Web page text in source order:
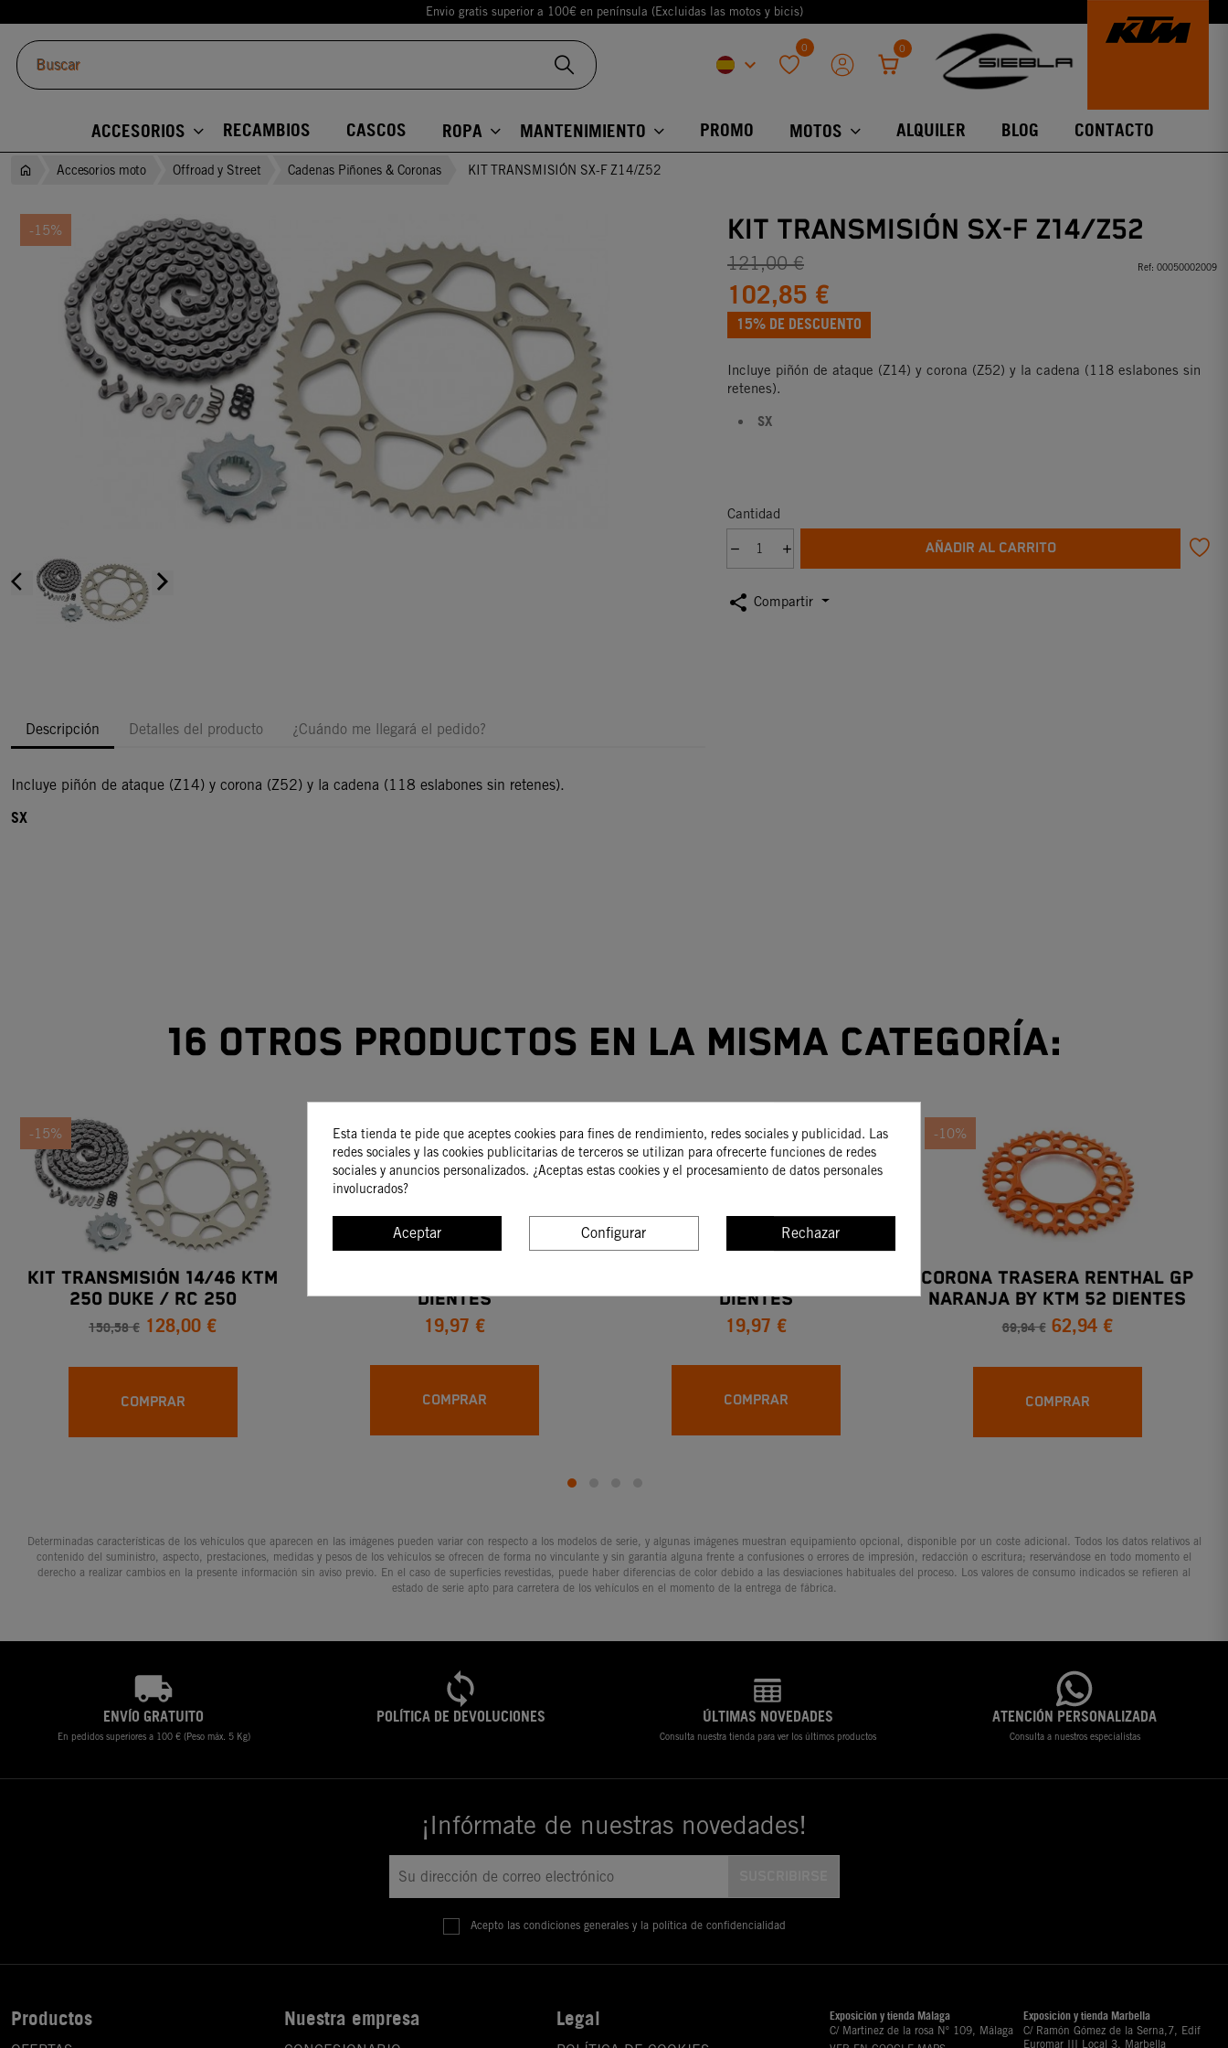
Envio gratis superior a 100€ en península (Excluidas las motos y bicis)
keyboard_arrow_down
0 0
ACCESORIOS RECAMBIOS CASCOS ROPA MANTENIMIENTO PROMO MOTOS ALQUILER BLOG CONTACTO
Accesorios moto Offroad y Street Cadenas Piñones & Coronas KIT TRANSMISIÓN SX-F Z14/Z52
-15%
arrow_back_ios arrow_forward_ios
Descripción Detalles del producto ¿Cuándo me llegará el pedido?
Incluye piñón de ataque (Z14) y corona (Z52) y la cadena (118 eslabones sin retenes).
SX
KIT TRANSMISIÓN SX-F Z14/Z52
121,00 €
102,85 €
15% DE DESCUENTO
Ref: 00050002009
Incluye piñón de ataque (Z14) y corona (Z52) y la cadena (118 eslabones sin
retenes).
SX
Cantidad
AÑADIR AL CARRITO
share Compartir
16 otros productos en la misma categoría:
-15%
KIT TRANSMISIÓN 14/46 KTM
250 Duke / RC 250
150,58 € 128,00 €
COMPRAR
DIENTES
19,97 €
COMPRAR
DIENTES
19,97 €
COMPRAR
-10%
CORONA TRASERA RENTHAL GP
NARANJA BY KTM 52 DIENTES
69,94 € 62,94 €
COMPRAR
Determinadas características de los vehículos que aparecen en las imágenes pueden variar con respecto a los modelos de serie, y algunas imágenes muestran equipamiento opcional, disponible por un coste adicional. Todos los datos relativos al
contenido del suministro, aspecto, prestaciones, medidas y pesos de los vehículos se ofrecen de forma no vinculante y sin garantía alguna frente a confusiones o errores de impresión, redacción o escritura; reservándose en todo momento el
derecho a realizar cambios en la presente información sin aviso previo. En el caso de superficies revestidas, puede haber diferencias de color debido a las desviaciones habituales del proceso. Los valores de consumo indicados se refieren al
estado de serie apto para carretera de los vehículos en el momento de la entrega de fábrica.
ENVÍO GRATUITO
En pedidos superiores a 100 € (Peso máx. 5 Kg)
POLÍTICA DE DEVOLUCIONES ÚLTIMAS NOVEDADES
Consulta nuestra tienda para ver los últimos productos
ATENCIÓN PERSONALIZADA
Consulta a nuestros especialistas
¡Infórmate de nuestras novedades!
Acepto las condiciones generales y la política de confidencialidad
Productos Nuestra empresa Legal Exposición y tienda Málaga
C/ Martinez de la rosa Nº 109, Málaga
Exposición y tienda Marbella
C/ Ramón Gómez de la Serna,7, Edif
Euromar III Local 3, Marbella
Esta tienda te pide que aceptes cookies para fines de rendimiento, redes sociales y publicidad. Las
redes sociales y las cookies publicitarias de terceros se utilizan para ofrecerte funciones de redes
sociales y anuncios personalizados. ¿Aceptas estas cookies y el procesamiento de datos personales
involucrados?
Aceptar Configurar Rechazar